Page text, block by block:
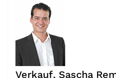
Verkauf, Sascha